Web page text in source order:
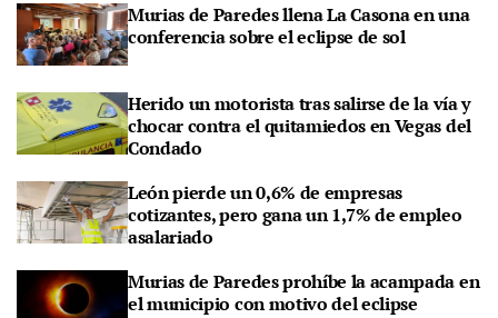
Murias de Paredes llena La Casona en una
conferencia sobre el eclipse de sol
Herido un motorista tras salirse de la vía y
chocar contra el quitamiedos en Vegas del
Condado
León pierde un 0,6% de empresas
cotizantes, pero gana un 1,7% de empleo
asalariado
Murias de Paredes prohíbe la acampada en
el municipio con motivo del eclipse